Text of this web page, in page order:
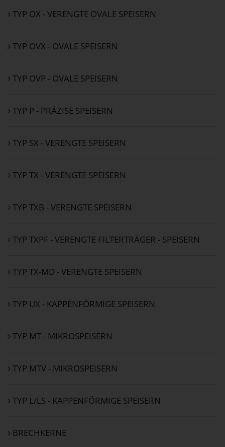
TYP OX - VERENGTE OVALE SPEISERN
TYP OVX - OVALE SPEISERN
TYP OVP - OVALE SPEISERN
TYP P - PRÄZISE SPEISERN
TYP SX - VERENGTE SPEISERN
TYP TX - VERENGTE SPEISERN
TYP TXB - VERENGTE SPEISERN
TYP TXPF - VERENGTE FILTERTRÄGER - SPEISERN
TYP TX-MD - VERENGTE SPEISERN
TYP UX - KAPPENFÖRMIGE SPEISERN
TYP MT - MIKROSPEISERN
TYP MTV - MIKROSPEISERN
TYP L/LS - KAPPENFÖRMIGE SPEISERN
BRECHKERNE